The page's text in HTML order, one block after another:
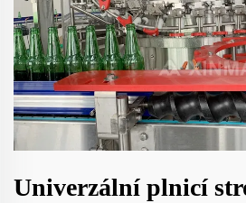
Univerzální plnicí